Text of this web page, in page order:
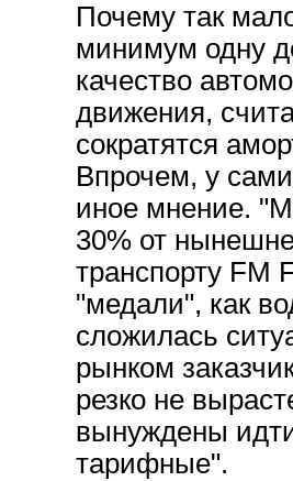
Почему так
минимум одну
качество
движения,
сократятся
Впрочем, у
иное мнение.
30% от
транспорту FM
"медали", как
сложилась
рынком
резко не
вынуждены
тарифные".